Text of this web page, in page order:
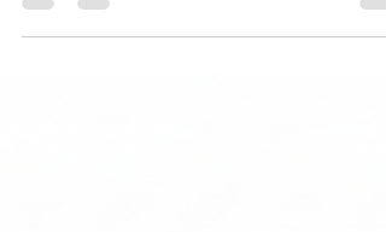
Florian
13 avr. 2025
1 min de lecture